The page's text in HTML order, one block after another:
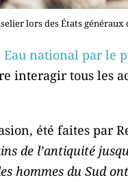
lors des États généraux
Eau national par le
interagir tous les
été faites par
de l’antiquité
hommes du Sud